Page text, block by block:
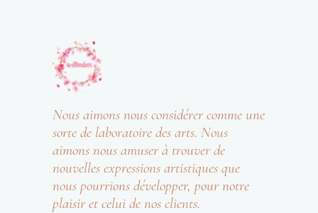
Nous aimons nous considérer comme une
sorte de laboratoire des arts. Nous
aimons nous amuser à trouver de
nouvelles expressions artistiques que
nous pourrions développer, pour notre
plaisir et celui de nos clients.